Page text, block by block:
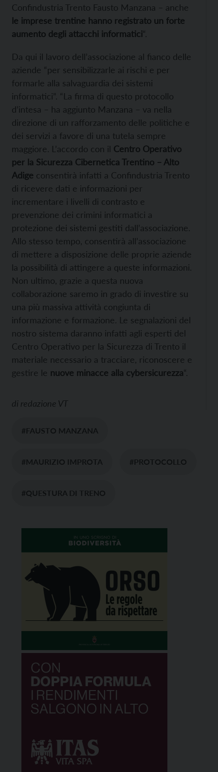
Confindustria Trento Fausto Manzana – anche
le imprese trentine hanno registrato un forte
aumento degli attacchi informatici“.
Da qui il lavoro dell’associazione al fianco delle
aziende “per sensibilizzarle ai rischi e per
formarle alla salvaguardia dei sistemi
informatici”. “La firma di questo protocollo
d’intesa – ha aggiunto Manzana – va nella
direzione di un rafforzamento delle politiche e
dei servizi a favore di una tutela sempre
maggiore. L’accordo con il Centro Operativo
per la Sicurezza Cibernetica Trentino – Alto
Adige consentirà infatti a Confindustria Trento
di ricevere dati e informazioni per
incrementare i livelli di contrasto e
prevenzione dei crimini informatici a
protezione dei sistemi gestiti dall’associazione.
Allo stesso tempo, consentirà all’associazione
di mettere a disposizione delle proprie aziende
la possibilità di attingere a queste informazioni.
Non ultimo, grazie a questa nuova
collaborazione saremo in grado di investire su
una più massiva attività congiunta di
informazione e formazione. Le segnalazioni del
nostro sistema daranno infatti agli esperti del
Centro Operativo per la Sicurezza di Trento il
materiale necessario a tracciare, riconoscere e
gestire le nuove minacce alla cybersicurezza“.
di redazione VT
#FAUSTO MANZANA
#MAURIZIO IMPROTA #PROTOCOLLO
#QUESTURA DI TRENO